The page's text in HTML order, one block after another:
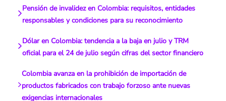
Pensión de invalidez en Colombia: requisitos, entidades
responsables y condiciones para su reconocimiento
Dólar en Colombia: tendencia a la baja en julio y TRM
oficial para el 24 de julio según cifras del sector financiero
Colombia avanza en la prohibición de importación de
productos fabricados con trabajo forzoso ante nuevas
exigencias internacionales